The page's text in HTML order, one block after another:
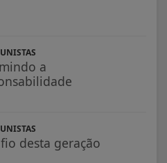
a
desta geração